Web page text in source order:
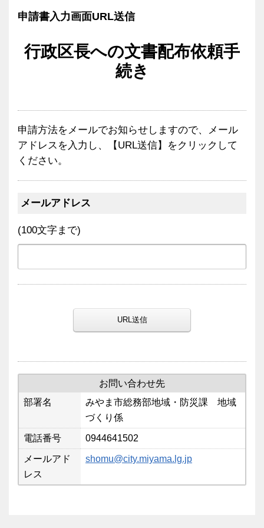
申請書入力画面URL送信
行政区長への文書配布依頼手
続き
申請方法をメールでお知らせしますので、メール
アドレスを入力し、【URL送信】をクリックして
ください。
メールアドレス
(100文字まで)
URL送信
お問い合わせ先
部署名
みやま市総務部地域・防災課 地域
づくり係
電話番号 0944641502
メールアド
レス
shomu@city.miyama.lg.jp